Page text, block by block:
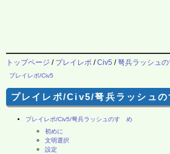
トップページ / プレイレポ /Civ5 /弩兵ラッシュの
プレイレポ/Civ5
プレイレポ/Civ5/弩兵ラッシュの
プレイレポ/Civ5/弩兵ラッシュのすゝめ
初めに
文明選択
設定